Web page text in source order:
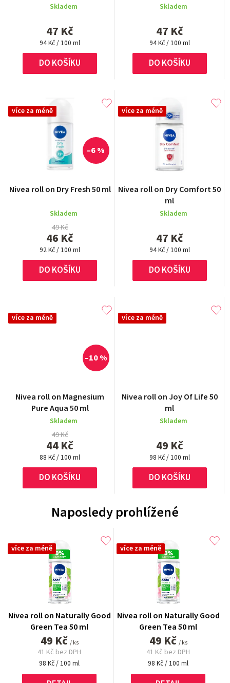
Skladem
47 Kč
Měrná
cena:
94 Kč / 100 ml
DO KOŠÍKU
Skladem
47 Kč
Měrná
cena:
94 Kč / 100 ml
DO KOŠÍKU
více za méně
Nivea roll on Dry Fresh 50 ml
Skladem
49 Kč
46 Kč
–6 %
Měrná
cena:
92 Kč / 100 ml
DO KOŠÍKU
více za méně
Nivea roll on Dry Comfort 50
ml
hodnocení
produktu
je
z
5
hvězdiček.
Skladem
47 Kč
Měrná
cena:
94 Kč / 100 ml
DO KOŠÍKU
více za méně
Nivea roll on Magnesium
Pure Aqua 50 ml
Skladem
49 Kč
44 Kč
–10 %
Měrná
cena:
88 Kč / 100 ml
DO KOŠÍKU
více za méně
Nivea roll on Joy Of Life 50
ml
Skladem
49 Kč
Měrná
cena:
98 Kč / 100 ml
DO KOŠÍKU
Naposledy prohlížené
více za méně
Nivea roll on Naturally Good
Green Tea 50 ml
49 Kč / ks
41 Kč bez DPH
Měrná
98 Kč / 100 ml
více za méně
Nivea roll on Naturally Good
Green Tea 50 ml
49 Kč / ks
41 Kč bez DPH
Měrná
98 Kč / 100 ml